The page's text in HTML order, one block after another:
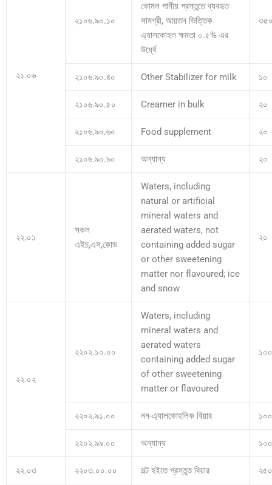
২১.০৬
২১০৬.৯০.১০
কোমল পানীয় প্রস্তুতে ব্যবহৃত
সামগ্রী, আয়তন ভিত্তিক
এ্যালকোহল ক্ষমতা ০.৫% এর
উর্ধ্বে
২১০৬.৯০.৪০ Other Stabilizer for milk ১০
২১০৬.৯০.৫০ Creamer in bulk ২০
২১০৬.৯০.৬০ Food supplement ২০
২১০৬.৯০.৯০ অন্যান্য ২০
২২.০১
সকল
এইচ,এস,কোড
Waters, including
natural or artificial
mineral waters and
aerated waters, not
containing added sugar
or other sweetening
matter nor flavoured; ice
and snow
২০
২২.০২
২২০২.১০.০০
Waters, including
mineral waters and
aerated waters
containing added sugar
of other sweetening
matter or flavoured
১০০
২২০২.৯১.০০ নন-এ্যালকোহলিক বিয়ার ১০০
২২০২.৯৯.০০ অন্যান্য ১০০
২২.০৩ ২২০৩.০০.০০ মল্ট হইতে প্রস্তুত বিয়ার ২৫০